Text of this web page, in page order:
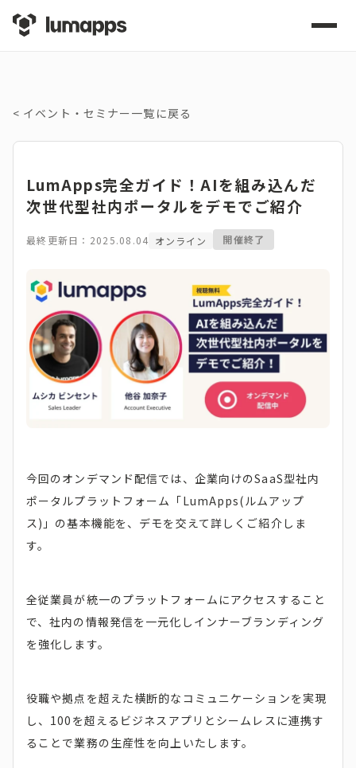
< イベント・セミナー一覧に戻る
LumApps完全ガイド！AIを組み込んだ
次世代型社内ポータルをデモでご紹介
最終更新日：2025.08.04 オンライン 開催終了
今回のオンデマンド配信では、企業向けのSaaS型社内
ポータルプラットフォーム「LumApps(ルムアップ
ス)」の基本機能を、デモを交えて詳しくご紹介しま
す。
全従業員が統一のプラットフォームにアクセスすること
で、社内の情報発信を一元化しインナーブランディング
を強化します。
役職や拠点を超えた横断的なコミュニケーションを実現
し、100を超えるビジネスアプリとシームレスに連携す
ることで業務の生産性を向上いたします。